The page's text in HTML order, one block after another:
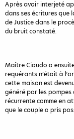
Après avoir interjeté
dans ses écritures que
de Justice dans le
du bruit constaté.
Maître Ciaudo a
requérants n’était à
cette maison est
généré par les
récurrente comme en
que le couple a pris